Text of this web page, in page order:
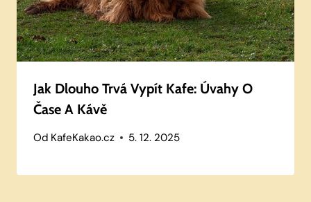
Jak Dlouho Trvá Vypít Kafe: Úvahy O
Čase A Kávě
Od KafeKakao.cz 5. 12. 2025